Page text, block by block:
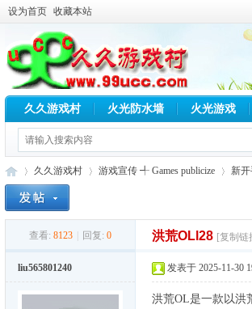
设为首页 收藏本站
久久游戏村 火光防水墙 火光游戏
久久游戏村
›
游戏宣传 ╃ Games publicize
›
新
查看: 8123 回复: 0 洪荒OLl28 [复制链
liu565801240 发表于 2025-11-30
洪荒OL是一款以洪